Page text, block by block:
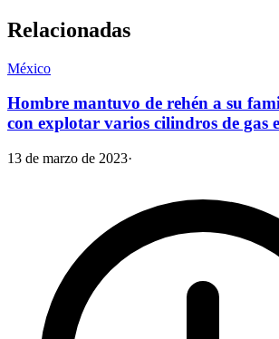
Relacionadas
México
Hombre mantuvo de rehén a su
con explotar varios cilindros de gas
13 de marzo de 2023·